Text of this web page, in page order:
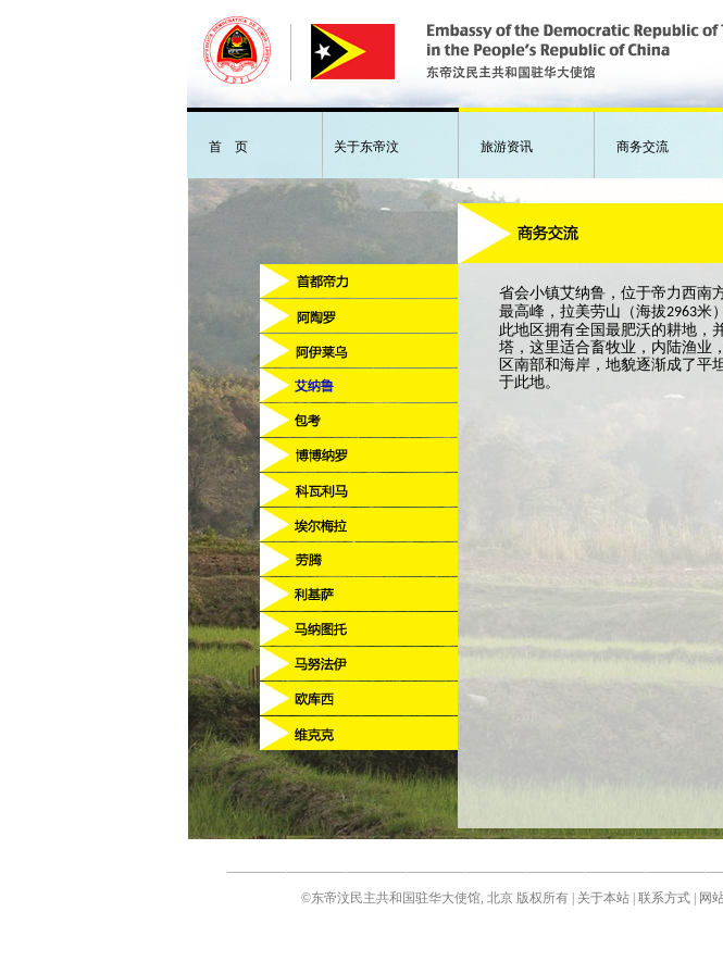
首 页 关于东帝汶 旅游资讯 商务交流
省会小镇艾纳鲁，位于帝力西南
最高峰，拉美劳山（海拔2963米
此地区拥有全国最肥沃的耕地，
塔，这里适合畜牧业，内陆渔业
区南部和海岸，地貌逐渐成了平
于此地。
©东帝汶民主共和国驻华大使馆, 北京 版权所有 | 关于本站| 联系方式| 网